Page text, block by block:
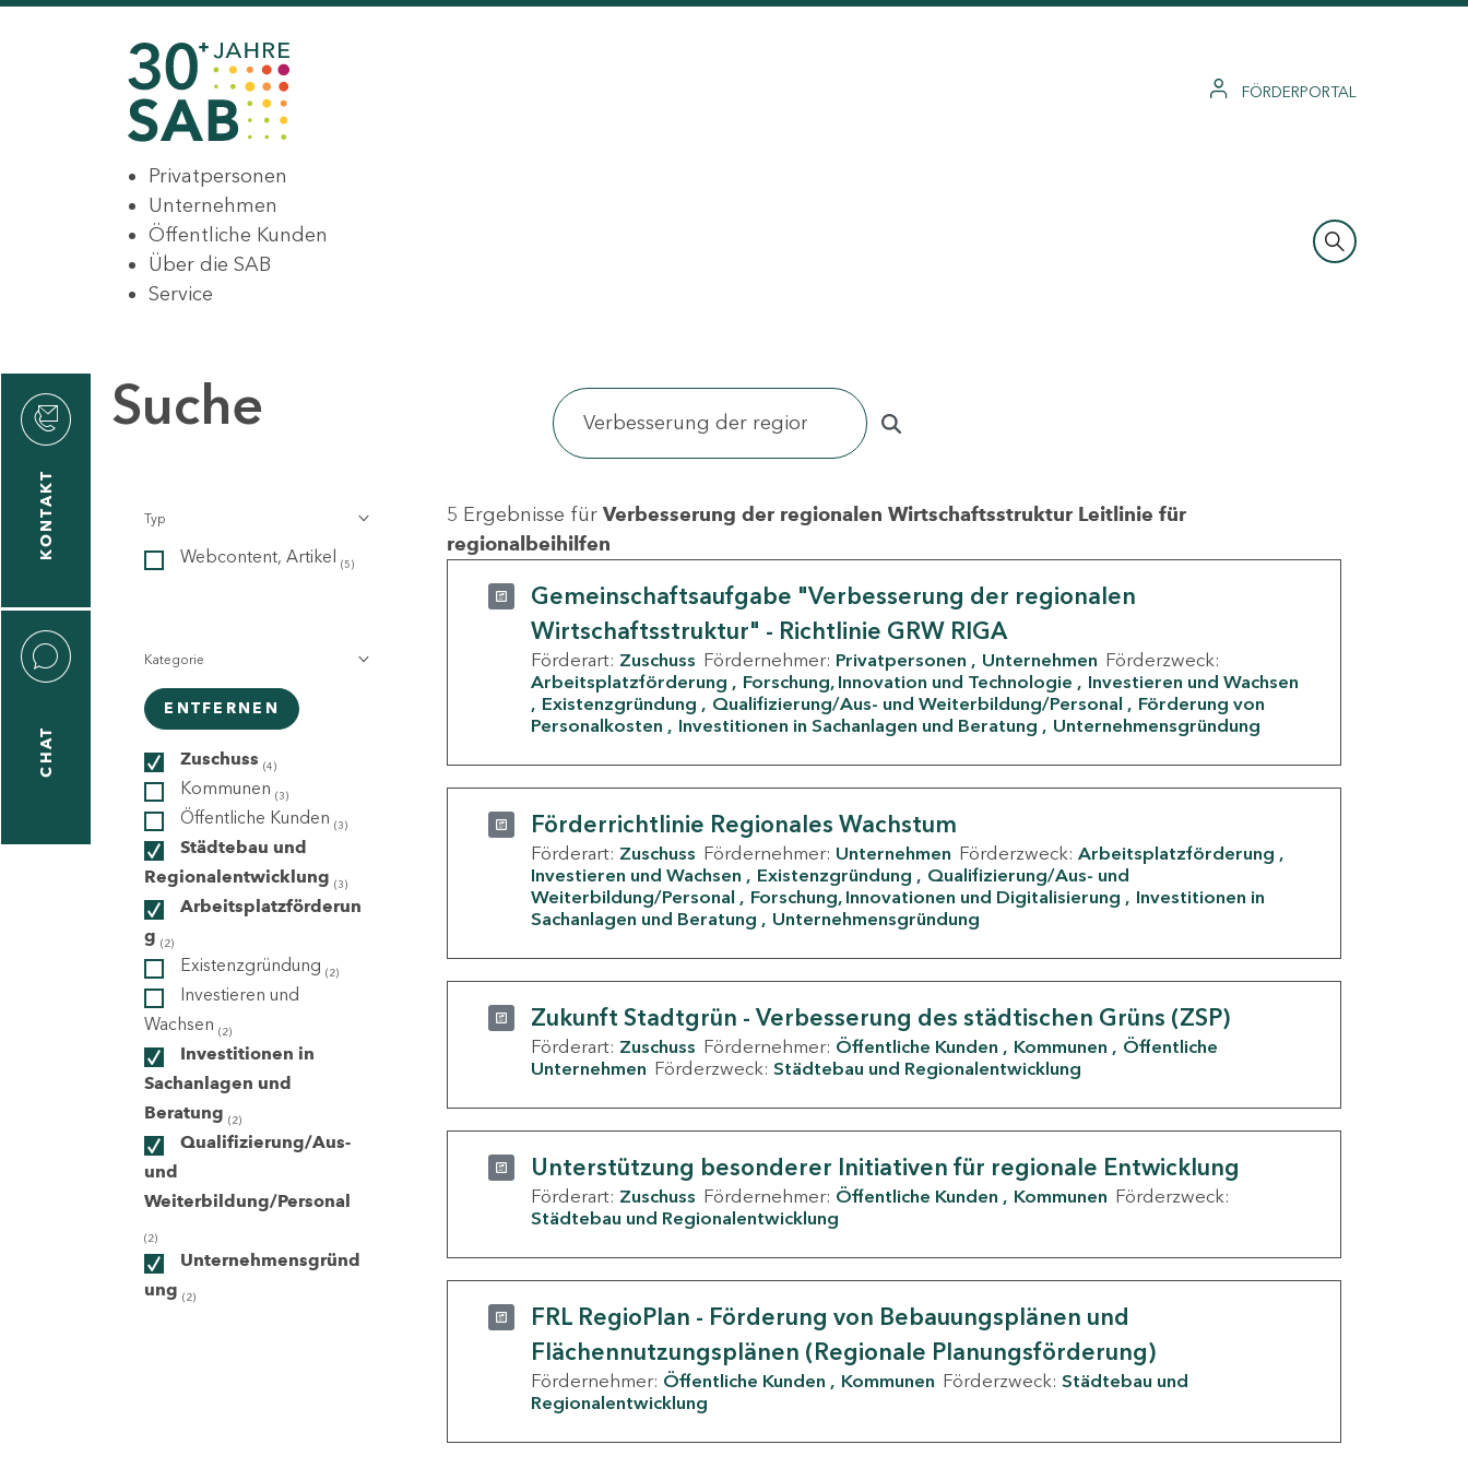
FÖRDERPORTAL
Privatpersonen
Unternehmen
Öffentliche Kunden
Über die SAB
Service
KONTAKT
CHAT
Suche
Typ
Webcontent, Artikel (5)
Kategorie
ENTFERNEN
Zuschuss (4)
Kommunen (3)
Öffentliche Kunden (3)
Städtebau und
Regionalentwicklung (3)
Arbeitsplatzförderun
g (2)
Existenzgründung (2)
Investieren und
Wachsen (2)
Investitionen in
Sachanlagen und
Beratung (2)
Qualifizierung/Aus-
und
Weiterbildung/Personal
(2)
Unternehmensgründ
ung (2)
5 Ergebnisse für Verbesserung der regionalen Wirtschaftsstruktur Leitlinie für
regionalbeihilfen
Gemeinschaftsaufgabe "Verbesserung der regionalen
Wirtschaftsstruktur" - Richtlinie GRW RIGA
Förderart: Zuschuss Fördernehmer: Privatpersonen Unternehmen Förderzweck:
Arbeitsplatzförderung
Forschung, Innovation und Technologie
Investieren und Wachsen
Existenzgründung
Qualifizierung/Aus- und Weiterbildung/Personal
Förderung von
Personalkosten
Investitionen in Sachanlagen und Beratung Unternehmensgründung
Förderrichtlinie Regionales Wachstum
Förderart: Zuschuss Fördernehmer: Unternehmen Förderzweck: Arbeitsplatzförderung
Investieren und Wachsen
Existenzgründung
Qualifizierung/Aus- und
Weiterbildung/Personal
Forschung, Innovationen und Digitalisierung
Investitionen in
Sachanlagen und Beratung
Unternehmensgründung
Zukunft Stadtgrün - Verbesserung des städtischen Grüns (ZSP)
Förderart: Zuschuss Fördernehmer: Öffentliche Kunden Kommunen
Öffentliche
Unternehmen Förderzweck: Städtebau und Regionalentwicklung
Unterstützung besonderer Initiativen für regionale Entwicklung
Förderart: Zuschuss Fördernehmer: Öffentliche Kunden Kommunen Förderzweck:
Städtebau und Regionalentwicklung
FRL RegioPlan - Förderung von Bebauungsplänen und
Flächennutzungsplänen (Regionale Planungsförderung)
Fördernehmer: Öffentliche Kunden Kommunen Förderzweck: Städtebau und
Regionalentwicklung